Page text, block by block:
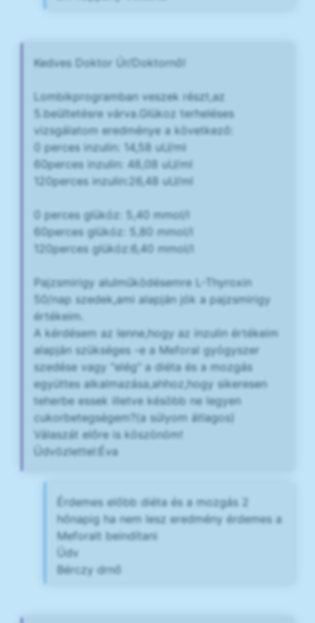
Kedves Doktor Úr/Doktornő!
Lombikprogramban veszek részt,az
5.beültetésre várva.Glükoz terheléses
vizsgálatom eredménye a következő:
0 perces inzulin: 14,58 uU/ml
60perces inzulin: 48,08 uU/ml
120perces inzulin:26,48 uU/ml
0 perces glükóz: 5,40 mmol/l
60perces glükóz: 5,80 mmol/l
120perces glükóz:6,40 mmol/l
Pajzsmirigy alulműködésemre L-Thyroxin
50/nap szedek,ami alapján jók a pajzsmirigy
értékeim.
A kérdésem az lenne,hogy az inzulin értékeim
alapján szükséges -e a Meforal gyógyszer
szedése vagy "elég" a diéta és a mozgás
együttes alkalmazása,ahhoz,hogy sikeresen
teherbe essek illetve késöbb ne legyen
cukorbetegségem?(a súlyom átlagos)
Válaszát előre is köszönöm!
Üdvözlettel:Éva
Érdemes előbb diéta és a mozgás 2
hőnapig ha nem lesz eredmény érdemes a
Meforalt beindítani
Üdv
Bérczy drnő